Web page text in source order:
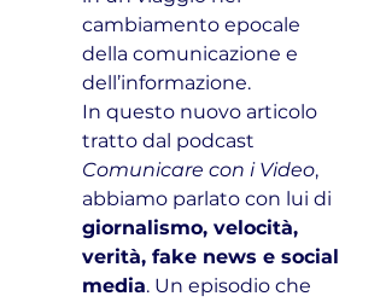
cambiamento epocale
della comunicazione e
dell’informazione.
In questo nuovo articolo
tratto dal podcast
Comunicare con i Video,
abbiamo parlato con lui di
giornalismo, velocità,
verità, fake news e social
media. Un episodio che